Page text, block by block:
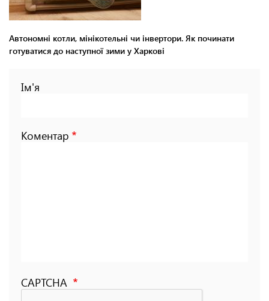
Автономні котли, мінікотельні чи інвертори. Як починати
готуватися до наступної зими у Харкові
Ім'я
Коментар
CAPTCHA